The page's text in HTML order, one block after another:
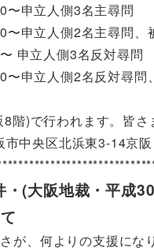
申立人側3名主尋問
申立人側2名主尋問、
申立人側3名反対尋問
申立人側2名反対尋問
階)で行われます。皆さ
中央区北浜東3-14京
・(大阪地裁・平
が、何よりの支援に